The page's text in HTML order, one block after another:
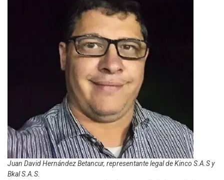
Juan David Hernández Betancur, representante legal de Kinco S.A.S y
Bkal S.A.S.